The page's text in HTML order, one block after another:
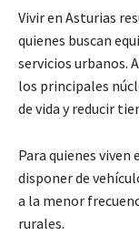
Vivir en Asturias
quienes buscan
servicios urbanos.
los principales
de vida y reducir
Para quienes
disponer de
a la menor
rurales.